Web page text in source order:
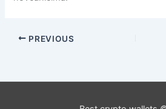
PREVIOUS